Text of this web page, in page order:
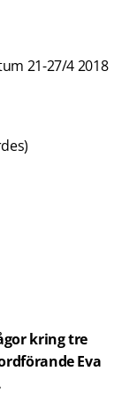
21-27/4 2018
kring tre
Eva